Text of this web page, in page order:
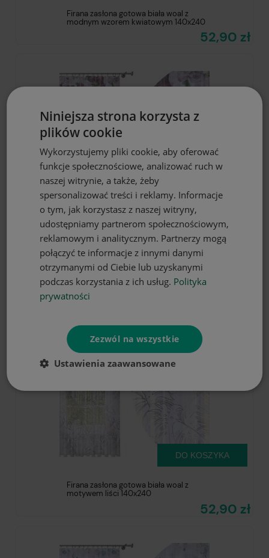
Firana zasłona gotowa biała woal z
modnym wzorem kwiatowym 140x240
52,90 zł
Firana zasłona gotowa biała woal z
motywem kwiatowym 140x240
52,90 zł
DO KOSZYKA
Firana zasłona gotowa biała woal z
motywem liści 140x240
52,90 zł
DO KOSZYKA
Niniejsza strona korzysta z
plików cookie
Wykorzystujemy pliki cookie, aby oferować
funkcje społecznościowe, analizować ruch w
naszej witrynie, a także, żeby
spersonalizować treści i reklamy. Informacje
o tym, jak korzystasz z naszej witryny,
udostępniamy partnerom społecznościowym,
reklamowym i analitycznym. Partnerzy mogą
połączyć te informacje z innymi danymi
otrzymanymi od Ciebie lub uzyskanymi
podczas korzystania z ich usług. Polityka
prywatności
Zezwól na wszystkie
Ustawienia zaawansowane